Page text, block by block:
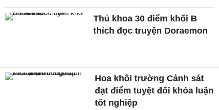
Thủ khoa 30 điểm khối B
thích đọc truyện Doraemon
Hoa khôi trường Cảnh sát
đạt điểm tuyệt đối khóa luận
tốt nghiệp